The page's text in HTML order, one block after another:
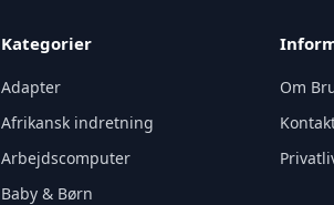
Kategorier
Adapter
Afrikansk indretning
Arbejdscomputer
Baby & Børn
Om